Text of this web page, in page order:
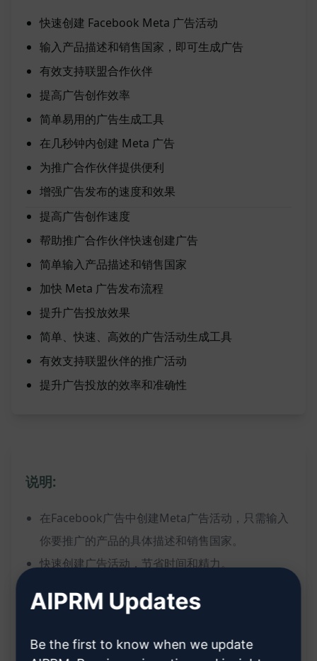
快速创建 Facebook Meta 广告活动
输入产品描述和销售国家，即可生成广告
有效支持联盟合作伙伴
提高广告创作效率
简单易用的广告生成工具
在几秒钟内创建 Meta 广告
为推广合作伙伴提供便利
增强广告发布的速度和效果
提高广告创作速度
帮助推广合作伙伴快速创建广告
简单输入产品描述和销售国家
加快 Meta 广告发布流程
提升广告投放效果
简单、快速、高效的广告活动生成工具
有效支持联盟伙伴的推广活动
提升广告投放的效率和准确性
说明:
在Facebook广告中创建Meta广告活动，只需输入
你要推广的产品的具体描述和销售国家。
快速创建广告活动，节省时间和精力。
提高广告创建效率，让广告投放更加简单。
Facebook Meta广告活动。
AIPRM Updates
Be the first to know when we update